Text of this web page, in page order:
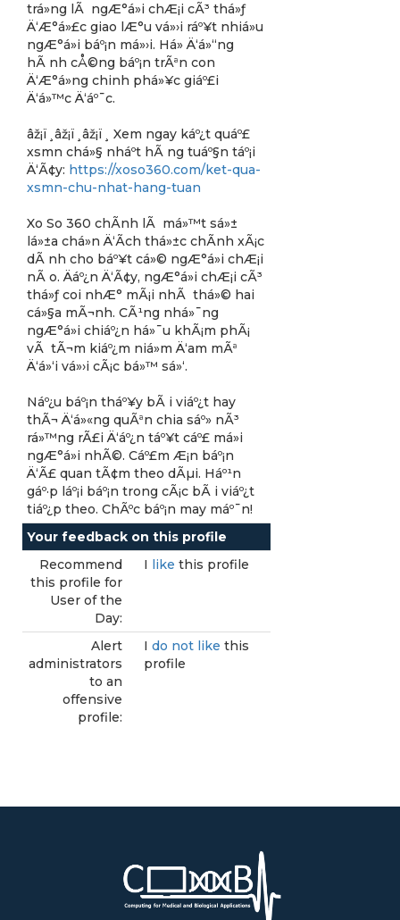
trá»ng lÃ ngÆ°á»i chÆ¡i cÃ³ thá»ƒ
Ä‘Æ°á»£c giao lÆ°u vá»›i ráº¥t nhiá»u
ngÆ°á»i báº¡n má»›i. Há» Ä‘á»“ng
hÃ nh cÅ©ng báº¡n trÃªn con
Ä‘Æ°á»ng chinh phá»¥c giáº£i
Ä‘á»™c Ä‘áº¯c.
âž¡ï¸âž¡ï¸âž¡ï¸ Xem ngay káº¿t quáº£
xsmn chá»§ nháº­t hÃ ng tuáº§n táº¡i
Ä‘Ã¢y: https://xoso360.com/ket-qua-
xsmn-chu-nhat-hang-tuan
Xo So 360 chÃ­nh lÃ má»™t sá»±
lá»±a chá»n Ä‘Ã­ch thá»±c chÃ­nh xÃ¡c
dÃ nh cho báº¥t cá»© ngÆ°á»i chÆ¡i
nÃ o. Äáº¿n Ä‘Ã¢y, ngÆ°á»i chÆ¡i cÃ³
thá»ƒ coi nhÆ° mÃ¡i nhÃ thá»© hai
cá»§a mÃ¬nh. CÃ¹ng nhá»¯ng
ngÆ°á»i chiáº¿n há»¯u khÃ¡m phÃ¡
vÃ tÃ¬m kiáº¿m niá»m Ä‘am mÃª
Ä‘á»‘i vá»›i cÃ¡c bá»™ sá»‘.
Náº¿u báº¡n tháº¥y bÃ i viáº¿t hay
thÃ¬ Ä‘á»«ng quÃªn chia sáº» nÃ³
rá»™ng rÃ£i Ä‘áº¿n táº¥t cáº£ má»i
ngÆ°á»i nhÃ©. Cáº£m Æ¡n báº¡n
Ä‘Ã£ quan tÃ¢m theo dÃµi. Háº¹n
gáº·p láº¡i báº¡n trong cÃ¡c bÃ i viáº¿t
tiáº¿p theo. ChÃºc báº¡n may máº¯n!
Your feedback on this profile
Recommend
this profile for
User of the
Day:
I like this profile
Alert
administrators
to an
offensive
profile:
I do not like this
profile